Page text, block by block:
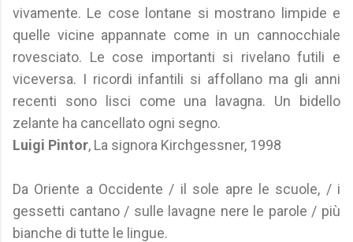
vivamente. Le cose lontane si mostrano limpide e
quelle vicine appannate come in un cannocchiale
rovesciato. Le cose importanti si rivelano futili e
viceversa. I ricordi infantili si affollano ma gli anni
recenti sono lisci come una lavagna. Un bidello
zelante ha cancellato ogni segno.
Luigi Pintor, La signora Kirchgessner, 1998
Da Oriente a Occidente / il sole apre le scuole, / i
gessetti cantano / sulle lavagne nere le parole / più
bianche di tutte le lingue.